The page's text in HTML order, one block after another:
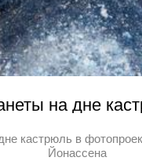
на дне
кастрюль в
Йонассена